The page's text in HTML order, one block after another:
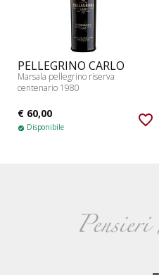
PELLEGRINO CARLO
Marsala pellegrino riserva
centenario 1980
€ 60,00
check_circle Disponibile favorite_border